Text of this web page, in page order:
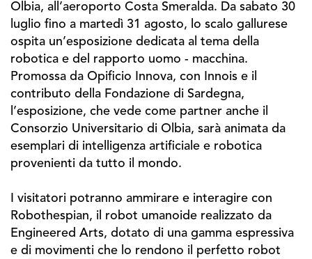
Olbia, all’aeroporto Costa Smeralda. Da sabato 30
luglio fino a martedì 31 agosto, lo scalo gallurese
ospita un’esposizione dedicata al tema della
robotica e del rapporto uomo - macchina.
Promossa da Opificio Innova, con Innois e il
contributo della Fondazione di Sardegna,
l’esposizione, che vede come partner anche il
Consorzio Universitario di Olbia, sarà animata da
esemplari di intelligenza artificiale e robotica
provenienti da tutto il mondo.
I visitatori potranno ammirare e interagire con
Robothespian, il robot umanoide realizzato da
Engineered Arts, dotato di una gamma espressiva
e di movimenti che lo rendono il perfetto robot